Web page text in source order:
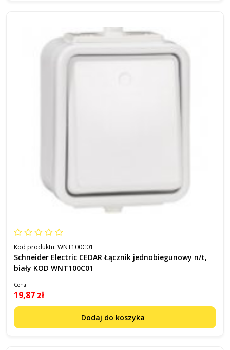
Kod produktu: WNT100C01
Schneider Electric CEDAR Łącznik jednobiegunowy n/t,
biały KOD WNT100C01
Cena
19,87 zł
Dodaj do koszyka